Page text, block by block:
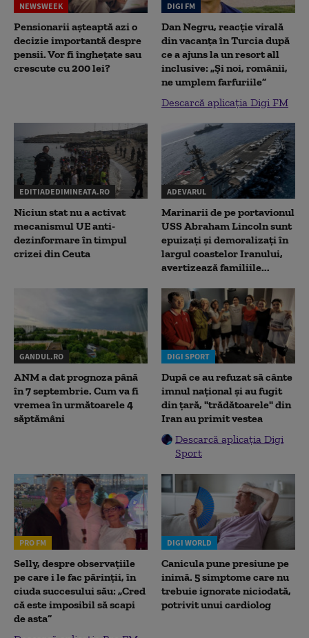
NEWSWEEK
Pensionarii așteaptă azi o
decizie importantă despre
pensii. Vor fi înghețate sau
crescute cu 200 lei?
DIGI FM
Dan Negru, reacție virală
din vacanța în Turcia după
ce a ajuns la un resort all
inclusive: „Și noi, românii,
ne umplem farfuriile”
Descarcă aplicația Digi FM
EDITIADEDIMINEATA.RO
Niciun stat nu a activat
mecanismul UE anti-
dezinformare în timpul
crizei din Ceuta
ADEVARUL
Marinarii de pe portavionul
USS Abraham Lincoln sunt
epuizați și demoralizați în
largul coastelor Iranului,
avertizează familiile...
GANDUL.RO
ANM a dat prognoza până
în 7 septembrie. Cum va fi
vremea în următoarele 4
săptămâni
DIGI SPORT
După ce au refuzat să cânte
imnul naţional şi au fugit
din ţară, "trădătoarele" din
Iran au primit vestea
Descarcă aplicația Digi
Sport
PRO FM
Selly, despre observațiile
pe care i le fac părinții, în
ciuda succesului său: „Cred
că este imposibil să scapi
de asta”
DIGI WORLD
Canicula pune presiune pe
inimă. 5 simptome care nu
trebuie ignorate niciodată,
potrivit unui cardiolog